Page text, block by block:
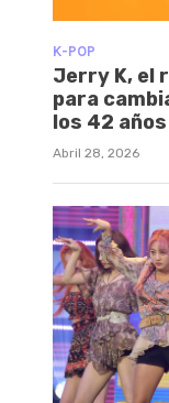
K-POP
Jerry K, el
para
los 42 años
Abril 28, 2026